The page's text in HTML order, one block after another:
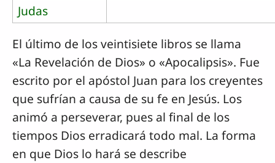
Judas
El último de los veintisiete libros se llama
«La Revelación de Dios» o «Apocalipsis». Fue
escrito por el apóstol Juan para los creyentes
que sufrían a causa de su fe en Jesús. Los
animó a perseverar, pues al final de los
tiempos Dios erradicará todo mal. La forma
en que Dios lo hará se describe